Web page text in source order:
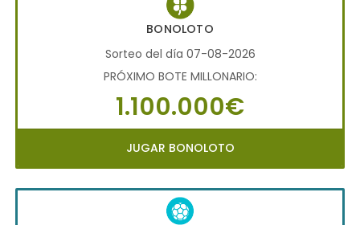
BONOLOTO
Sorteo del día 07-08-2026
PRÓXIMO BOTE MILLONARIO:
1.100.000€
JUGAR BONOLOTO